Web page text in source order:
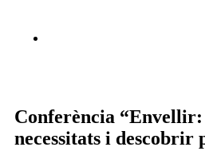
Conferència
necessitats i descobrir